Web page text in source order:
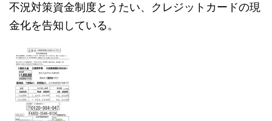
不況対策資金制度とうたい、クレジットカードの現
金化を告知している。